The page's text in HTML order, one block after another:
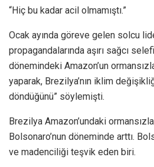
“Hiç bu kadar acil olmamıştı.”
Ocak ayında göreve gelen solcu
propagandalarında aşırı sağcı
dönemindeki Amazon’un
yaparak, Brezilya’nın iklim
döndüğünü” söylemişti.
Brezilya Amazon’undaki
Bolsonaro’nun döneminde arttı.
ve madenciliği teşvik eden biri.